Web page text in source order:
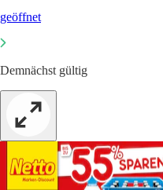
geöffnet
Demnächst gültig